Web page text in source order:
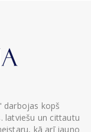
darbojas kopš
latviešu un cittautu
kā arī jauno